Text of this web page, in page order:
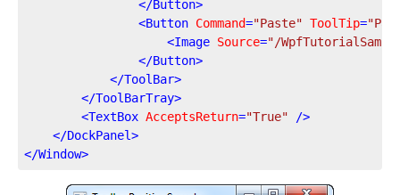
</Button>
<Button Command="Paste" ToolTip=
<Image Source="/
</Button>
</ToolBar>
</ToolBarTray>
<TextBox AcceptsReturn="True" />
</DockPanel>
</Window>